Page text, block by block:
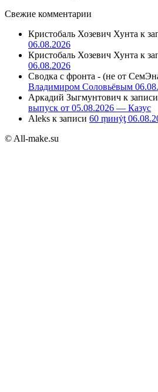
Свежие комментарии
Кристобаль Хозевич Хунта к
06.08.2026
Кристобаль Хозевич Хунта к
06.08.2026
Сводка с фронта - (не от
Владимиром Соловьёвым
Аркадий Зыгмунтович к записи
выпуск от 05.08.2026 — Казус
Aleks к записи 60 ṃинẏƫ
© All-make.su